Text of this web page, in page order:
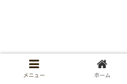
メニュー ホーム